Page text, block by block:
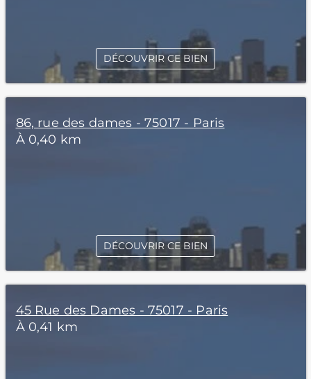
DÉCOUVRIR CE BIEN
86, rue des dames - 75017 - Paris
À 0,40 km
DÉCOUVRIR CE BIEN
45 Rue des Dames - 75017 - Paris
À 0,41 km